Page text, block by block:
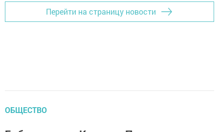
Перейти на страницу новости
ОБЩЕСТВО